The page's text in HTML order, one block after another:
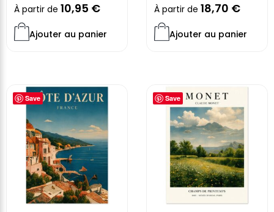
À partir de 10,95 €
Ajouter au panier
À partir de 18,70 €
Ajouter au panier
Save Save